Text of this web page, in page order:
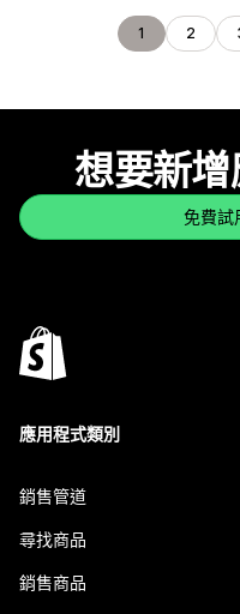
1 2
想要新增
免費
應用程式類別
銷售管道
尋找商品
銷售商品